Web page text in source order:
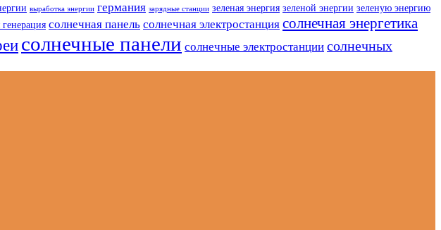
выработка энергии германия зарядные станции зеленая энергия зеленой энергии зеленую энергию
генерация солнечная панель солнечная электростанция солнечная энергетика
солнечные панели солнечные электростанции солнечных